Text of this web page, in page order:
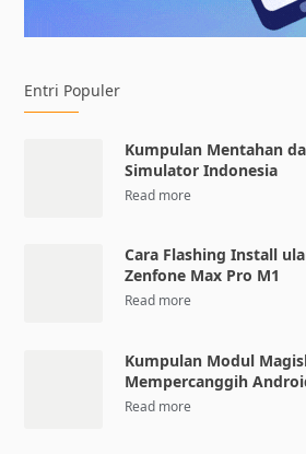
Entri Populer
Kumpulan Mentahan
Simulator Indonesia
Cara Flashing Install
Zenfone Max Pro M1
Kumpulan Modul
Mempercanggih